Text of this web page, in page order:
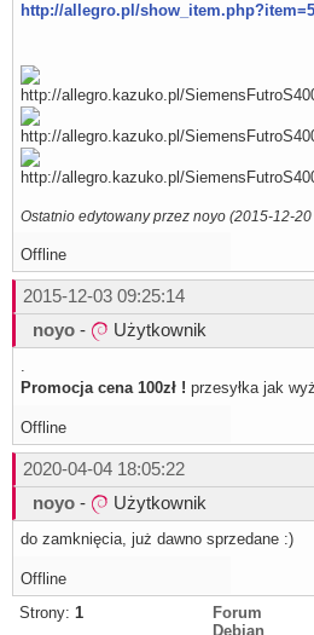
http://allegro.pl/
Ostatnio edytowany przez noyo (2015-12-
Offline
2015-12-03 09:25:14
noyo - Użytkownik
.
Promocja cena 100zł ! przesyłka jak
Offline
2020-04-04 18:05:22
noyo - Użytkownik
do zamknięcia, już dawno sprzedane :)
Offline
Strony: 1
Forum
Debian